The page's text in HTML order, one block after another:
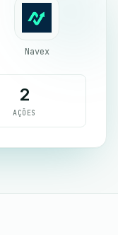
Navex
2
AÇÕES